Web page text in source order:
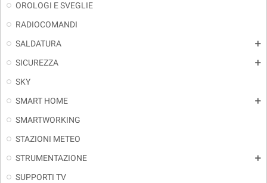
OROLOGI E SVEGLIE
RADIOCOMANDI
SALDATURA
add
SICUREZZA add
SKY
SMART HOME
add
SMARTWORKING
STAZIONI METEO
STRUMENTAZIONE
add
SUPPORTI TV